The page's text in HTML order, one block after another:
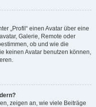
„Profil“ einen Avatar über eine
Galerie, Remote oder
ob und wie die
keinen Avatar benutzen können,
zeigen an, wie viele Beiträge